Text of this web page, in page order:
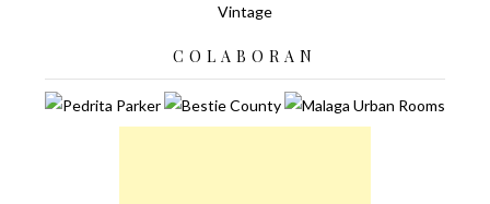
Vintage
COLABORAN